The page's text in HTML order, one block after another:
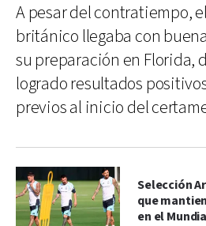
A pesar del contratiempo,
británico llegaba con
su preparación en Florida,
logrado resultados
previos al inicio del
Selección
que
en el